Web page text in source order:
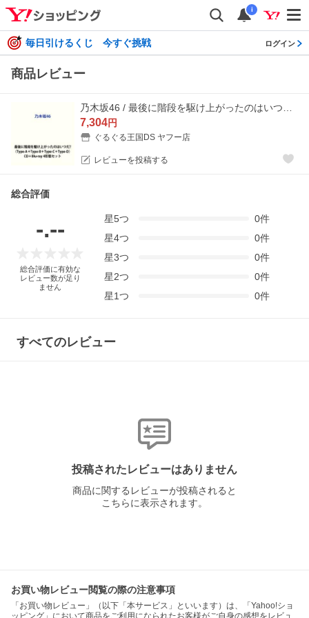
i
毎日引けるくじ 今すぐ挑戦 ログイン
商品レビュー
7,304円
ぐるぐる王国DS ヤフー店
レビューを投稿する
総合評価
-.--
総合評価に有効な
レビュー数が足り
ません
星5つ 0件
星4つ 0件
星3つ 0件
星2つ 0件
星1つ 0件
すべてのレビュー
投稿されたレビューはありません
商品に関するレビューが投稿されると
こちらに表示されます。
お買い物レビュー閲覧の際の注意事項
「お買い物レビュー」（以下「本サービス」といいます）は、「Yahoo!ショ
ッピング」において商品をご利用になられたお客様がご自身の感想をレビュ